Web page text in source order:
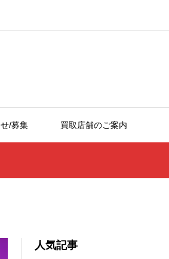
/募集 買取店舗のご案内
人気記事